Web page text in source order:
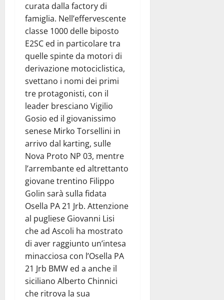
curata dalla factory di
famiglia. Nell’effervescente
classe 1000 delle biposto
E2SC ed in particolare tra
quelle spinte da motori di
derivazione motociclistica,
svettano i nomi dei primi
tre protagonisti, con il
leader bresciano Vigilio
Gosio ed il giovanissimo
senese Mirko Torsellini in
arrivo dal karting, sulle
Nova Proto NP 03, mentre
l’arrembante ed altrettanto
giovane trentino Filippo
Golin sarà sulla fidata
Osella PA 21 Jrb. Attenzione
al pugliese Giovanni Lisi
che ad Ascoli ha mostrato
di aver raggiunto un’intesa
minacciosa con l’Osella PA
21 Jrb BMW ed a anche il
siciliano Alberto Chinnici
che ritrova la sua